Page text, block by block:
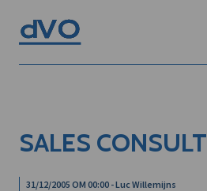
SALES CONSULT
31/12/2005 OM 00:00 - Luc Willemijns